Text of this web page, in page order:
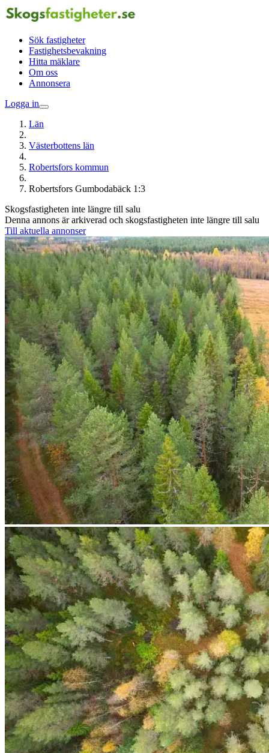
Sök fastigheter
Fastighetsbevakning
Hitta mäklare
Om oss
Annonsera
Logga in
Län
Västerbottens län
Robertsfors kommun
Robertsfors Gumbodabäck 1:3
Skogsfastigheten inte längre till salu
Denna annons är arkiverad och skogsfastigheten inte längre till salu
Till aktuella annonser